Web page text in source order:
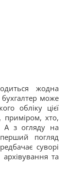
жодна
бухгалтер може
обліку цієї
приміром, хто,
А з огляду на
погляд
суворі
та